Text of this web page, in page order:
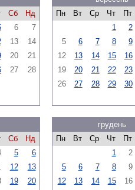
Сб
Нд
6
7
13
14
20
21
27
28
Пн
Вт Ср Чт Пт
1
2
5
6 7 8 9
12
13 14 15 16
19
20 21 22 23
26
27 28 29 30
Сб
Нд
5
6
12
13
19
20
грудень
Пн
Вт Ср Чт Пт
1
2
5
6 7 8 9
12
13 14 15 16